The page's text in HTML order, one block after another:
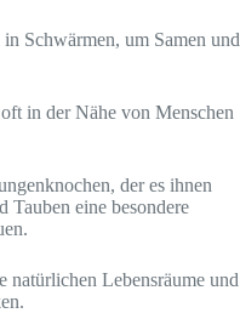
Schwärmen, um Samen und
in der Nähe von Menschen
der es ihnen
Tauben eine besondere
natürlichen Lebensräume und